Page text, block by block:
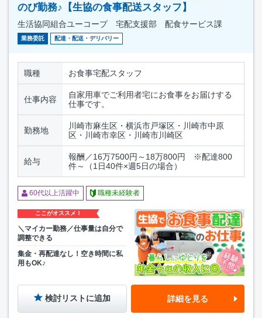
のび勤務♪【生協の食事配送スタッフ】
生活協同組合ユーコープ 宅配支援部 配食サービス課
業務委託 配達・配送・デリバリー
職種 お食事宅配スタッフ
仕事内容
自家用車でご利用者宅にお食事をお届けする
仕事です。
勤務地
川崎市麻生区・横浜市戸塚区・川崎市中原
区・川崎市幸区・川崎市川崎区
給与
報酬／16万7500円～18万800円 ※配達800
件～（1日40件×週5日の場合）
60代以上活躍中 職種未経験者
ここがオススメ！
＼マイカー勤務／仕事量は自分で
調整できる
集金・再配達なし！空き時間に私
用もOK♪
検討リストに追加 詳細を見る